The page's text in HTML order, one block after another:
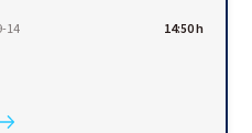
14 14:50 h